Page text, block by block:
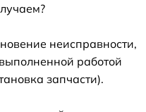
неисправности,
работой
запчасти).